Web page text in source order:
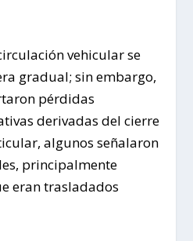
vehicular se
gradual; sin embargo,
pérdidas
derivadas del cierre
algunos señalaron
principalmente
eran trasladados